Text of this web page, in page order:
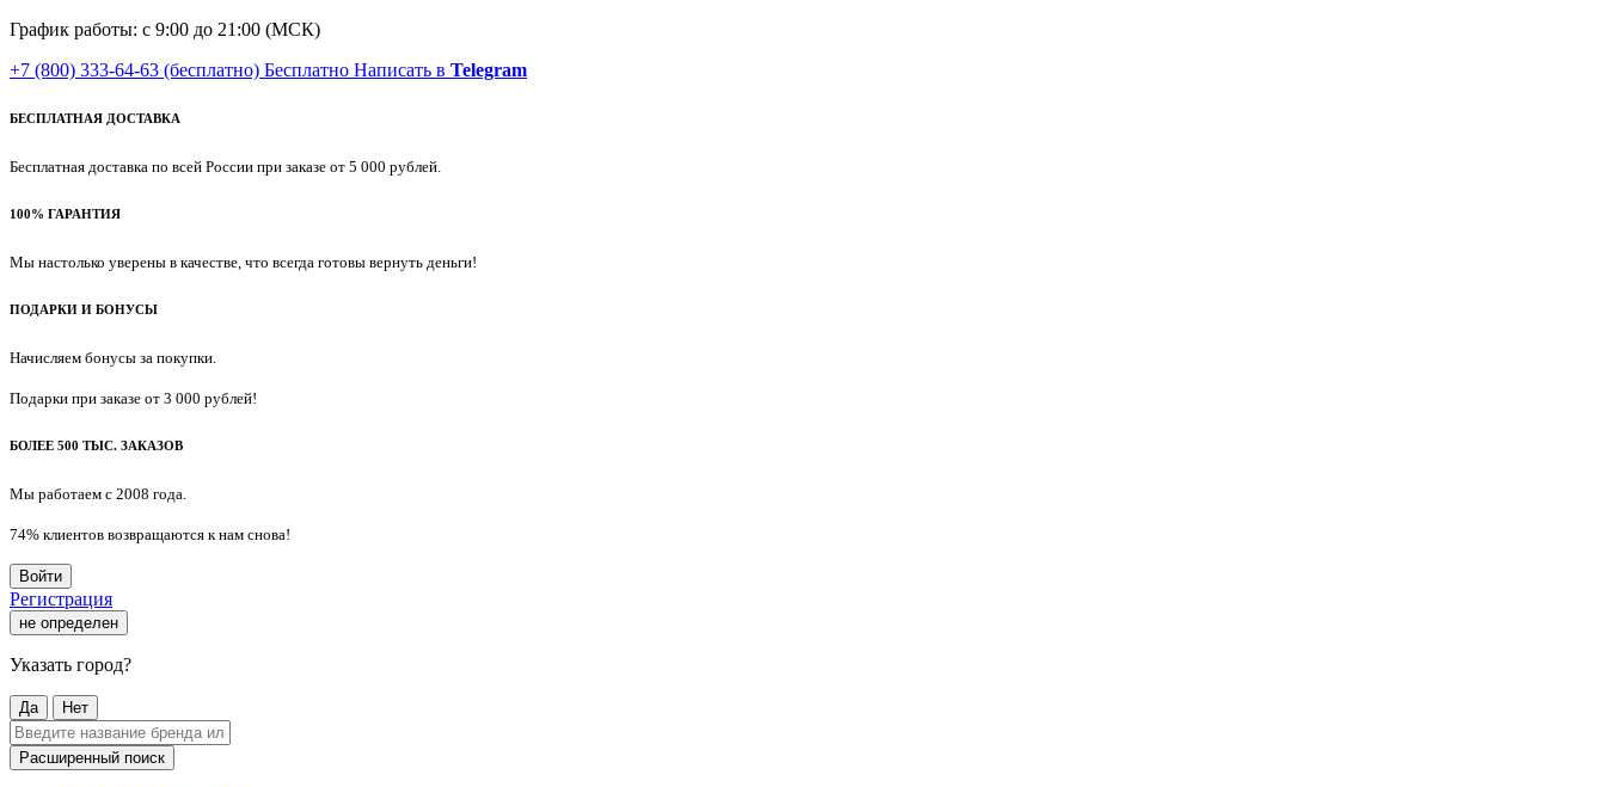
График работы: с 9:00 до 21:00 (МСК)
+7 (800) 333-64-63 (бесплатно) Бесплатно Написать в Telegram
БЕСПЛАТНАЯ ДОСТАВКА
Бесплатная доставка по всей России при заказе от 5 000 рублей.
100% ГАРАНТИЯ
Мы настолько уверены в качестве, что всегда готовы вернуть деньги!
ПОДАРКИ И БОНУСЫ
Начисляем бонусы за покупки.
Подарки при заказе от 3 000 рублей!
БОЛЕЕ 500 ТЫС. ЗАКАЗОВ
Мы работаем с 2008 года.
74% клиентов возвращаются к нам снова!
Войти
Регистрация
не определен
Указать город?
Да Нет
Расширенный поиск